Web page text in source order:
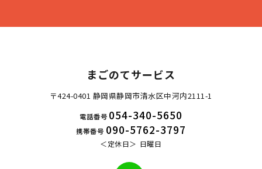
まごのてサービス
〒424-0401 静岡県静岡市清水区中河内2111-1
電話番号 054-340-5650
携帯番号 090-5762-3797
定休日 日曜日